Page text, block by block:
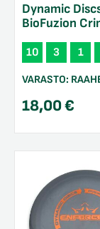
Dynamic
BioFuzion
10 3 1
VARASTO:
18,00€